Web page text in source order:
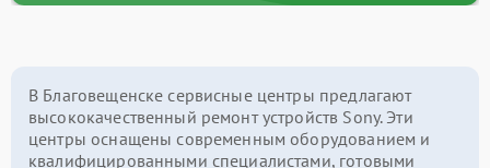
В Благовещенске сервисные центры предлагают
высококачественный ремонт устройств Sony. Эти
центры оснащены современным оборудованием и
квалифицированными специалистами, готовыми